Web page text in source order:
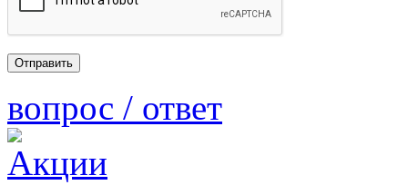
вопрос / ответ